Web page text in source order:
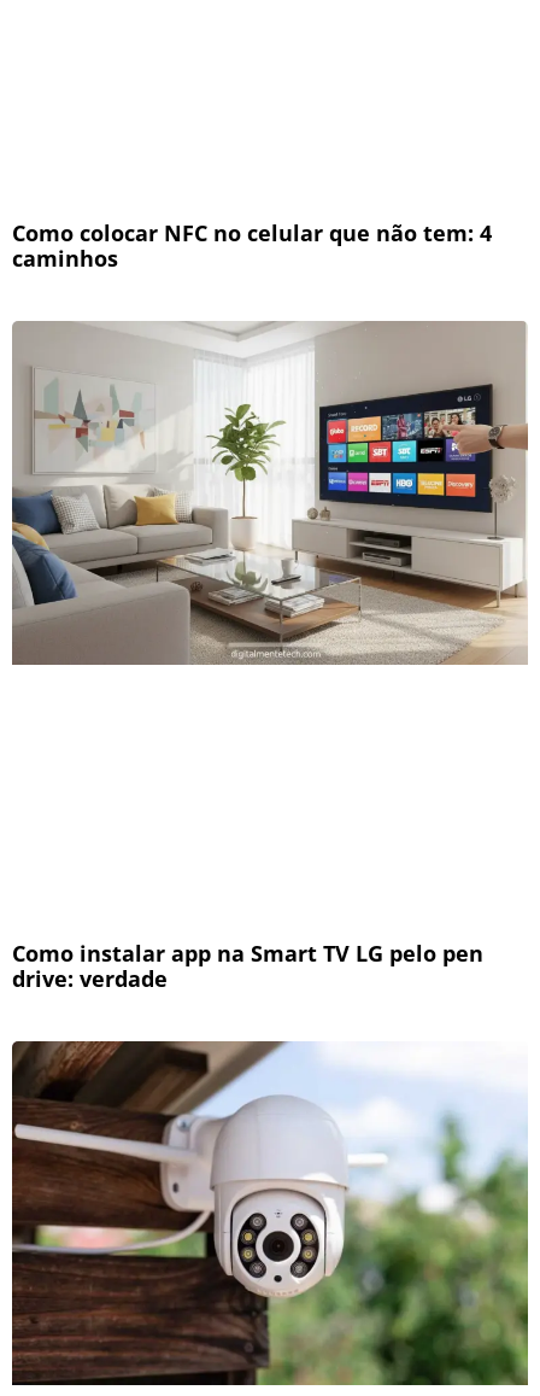
Como colocar NFC no celular que não tem: 4
caminhos
Como instalar app na Smart TV LG pelo pen
drive: verdade